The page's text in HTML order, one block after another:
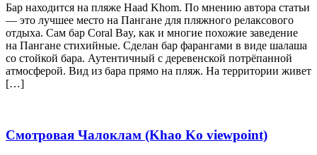
Бар находится на пляже Haad Khom. По мнению автора статьи
— это лучшее место на Пангане для пляжного релаксового
отдыха. Сам бар Coral Bay, как и многие похожие заведение
на Пангане стихийные. Сделан бар фарангами в виде шалаша
со стойкой бара. Аутентичный с деревенской потрёпанной
атмосферой. Вид из бара прямо на пляж. На территории живет
[…]
Смотровая Чалоклам (Khao Ko viewpoint)